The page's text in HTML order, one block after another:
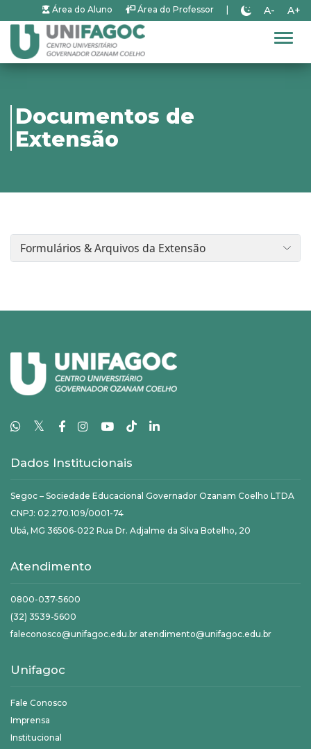
Área do Aluno Área do Professor A- A+
Documentos de
Extensão
Formulários & Arquivos da Extensão
𝕏
Dados Institucionais
Segoc – Sociedade Educacional Governador Ozanam Coelho LTDA
CNPJ: 02.270.109/0001-74
Ubá, MG 36506-022 Rua Dr. Adjalme da Silva Botelho, 20
Atendimento
0800-037-5600
(32) 3539-5600
faleconosco@unifagoc.edu.br atendimento@unifagoc.edu.br
Unifagoc
Fale Conosco
Imprensa
Institucional